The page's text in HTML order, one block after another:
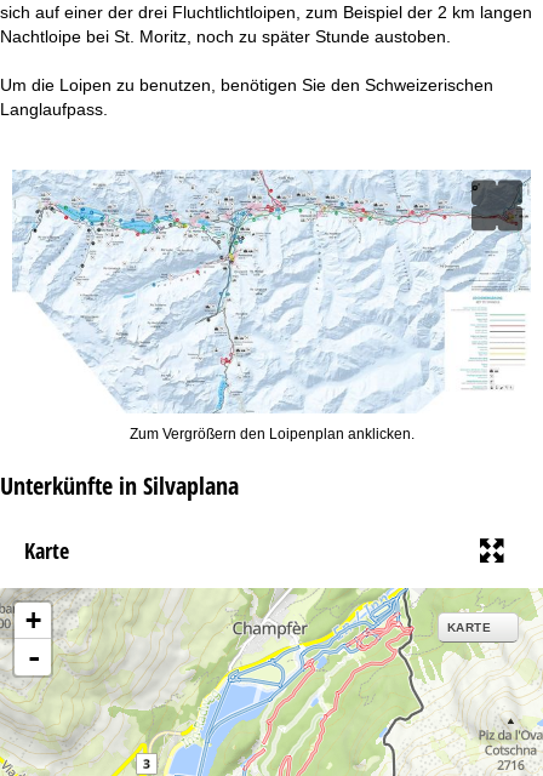
sich auf einer der drei Fluchtlichtloipen, zum Beispiel der 2 km langen
Nachtloipe bei St. Moritz, noch zu später Stunde austoben.
Um die Loipen zu benutzen, benötigen Sie den Schweizerischen
Langlaufpass.
Zum Vergrößern den Loipenplan anklicken.
Unterkünfte in Silvaplana
Karte
+
-
KARTE